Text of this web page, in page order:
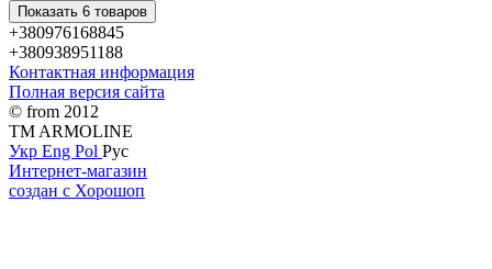
Показать 6 товаров
+380976168845
+380938951188
Контактная информация
Полная версия сайта
© from 2012
TM ARMOLINE
Укр Eng Pol Рус
Интернет-магазин
создан с Хорошоп